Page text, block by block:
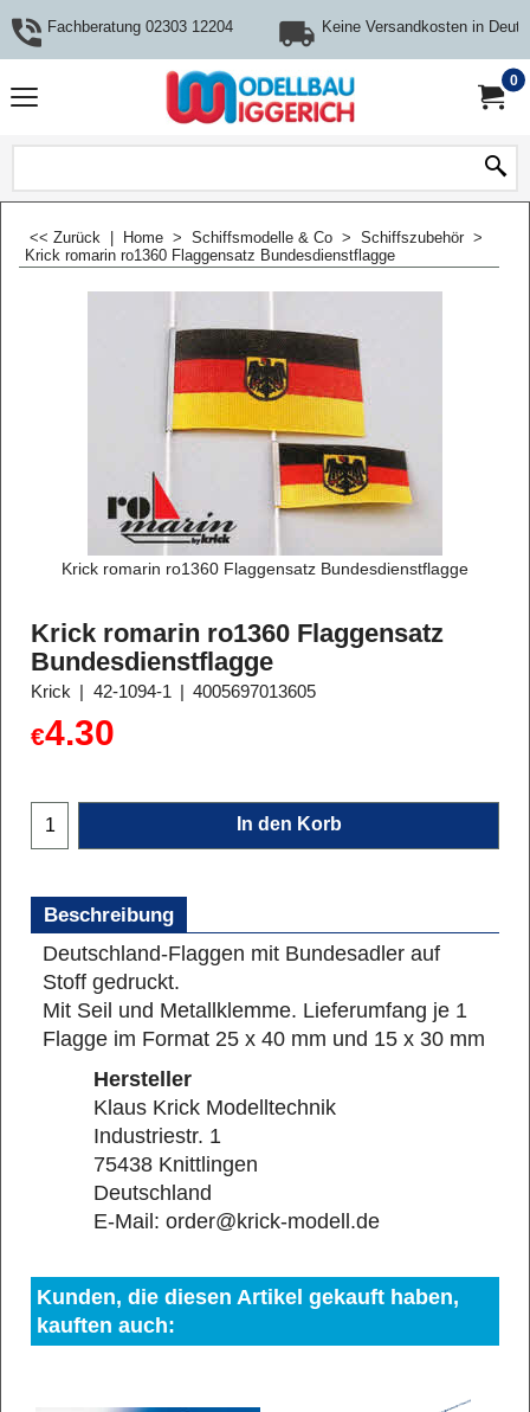
Fachberatung 02303 12204 Keine Versandkosten in
0
<< Zurück Home > Schiffsmodelle & Co > Schiffszubehör >
Krick romarin ro1360 Flaggensatz Bundesdienstflagge
Krick romarin ro1360 Flaggensatz Bundesdienstflagge
Krick romarin ro1360 Flaggensatz
Bundesdienstflagge
Krick 42-1094-1 4005697013605
€4.30
In den Korb
Beschreibung
Deutschland-Flaggen mit Bundesadler auf
Stoff gedruckt.
Mit Seil und Metallklemme. Lieferumfang je 1
Flagge im Format 25 x 40 mm und 15 x 30 mm
Hersteller
Klaus Krick Modelltechnik
Industriestr. 1
75438 Knittlingen
Deutschland
E-Mail: order@krick-modell.de
Kunden, die diesen Artikel gekauft haben,
kauften auch: